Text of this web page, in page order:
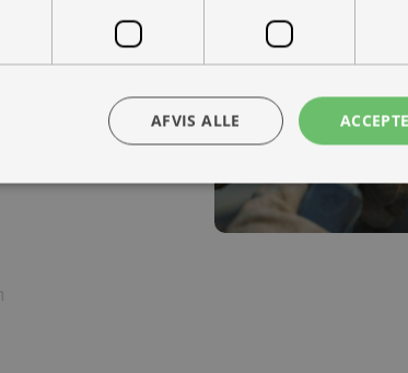
der bruges til at kontakte eller identificere dig.
AFVIS ALLE
til hele landet